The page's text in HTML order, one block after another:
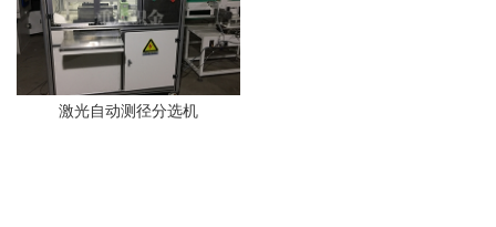
激光自动测径分选机